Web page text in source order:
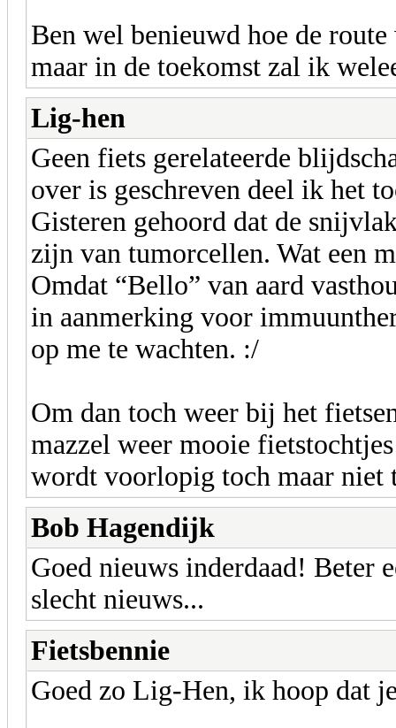
Ben wel benieuwd hoe de
maar in de toekomst zal ik
Lig-hen
Geen fiets gerelateerde
over is geschreven deel ik het
Gisteren gehoord dat de
zijn van tumorcellen. Wat een
Omdat “Bello” van aard
in aanmerking voor
op me te wachten. :/
Om dan toch weer bij het
mazzel weer mooie
wordt voorlopig toch maar niet
Bob Hagendijk
Goed nieuws inderdaad! Beter
slecht nieuws...
Fietsbennie
Goed zo Lig-Hen, ik hoop dat